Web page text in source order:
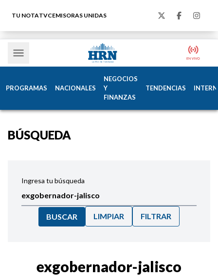
TU NOTATVCEMISORAS UNIDAS
PROGRAMAS NACIONALES
NEGOCIOS
Y
FINANZAS
TENDENCIAS
BÚSQUEDA
Ingresa tu búsqueda
BUSCAR LIMPIAR FILTRAR
exgobernador-jalisco